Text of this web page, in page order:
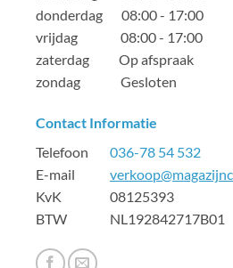
donderdag 08:00 - 17:00
vrijdag 08:00 - 17:00
zaterdag Op afspraak
zondag Gesloten
Contact Informatie
Telefoon 036-78 54 532
E-mail
KvK 08125393
BTW NL192842717B01